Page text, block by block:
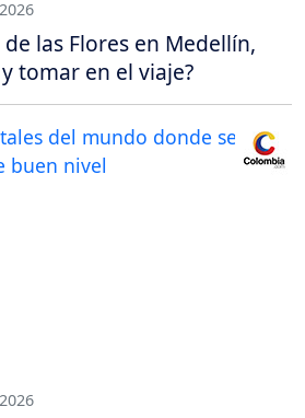
de las Flores en Medellín,
tomar en el viaje?